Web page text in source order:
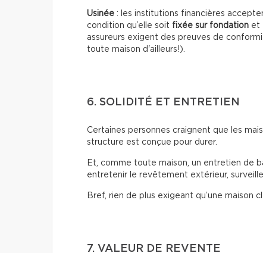
Usinée : les institutions financières
condition qu’elle soit fixée sur fondation et
assureurs exigent des preuves de
toute maison d'ailleurs!).
6. SOLIDITÉ ET ENTRETIEN
Certaines personnes craignent que les
structure est conçue pour durer.
Et, comme toute maison, un entretien de
entretenir le revêtement extérieur,
Bref, rien de plus exigeant qu’une maison
7. VALEUR DE REVENTE